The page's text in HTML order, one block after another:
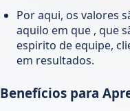
Por aqui, os valores
aquilo em que , que
espirito de equipe,
em resultados.
Benefícios para